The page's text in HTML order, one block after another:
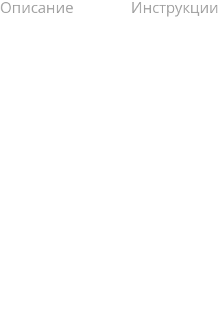
Описание Инструкции